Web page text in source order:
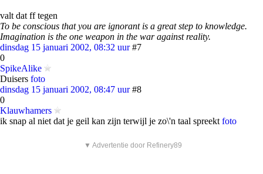
valt dat ff tegen
To be conscious that you are ignorant is a great step to knowledge.
Imagination is the one weapon in the war against reality.
dinsdag 15 januari 2002, 08:32 uur #7
0
SpikeAlike
Duisers foto
dinsdag 15 januari 2002, 08:47 uur #8
0
Klauwhamers
ik snap al niet dat je geil kan zijn terwijl je zo\'n taal spreekt foto
▼ Advertentie door Refinery89